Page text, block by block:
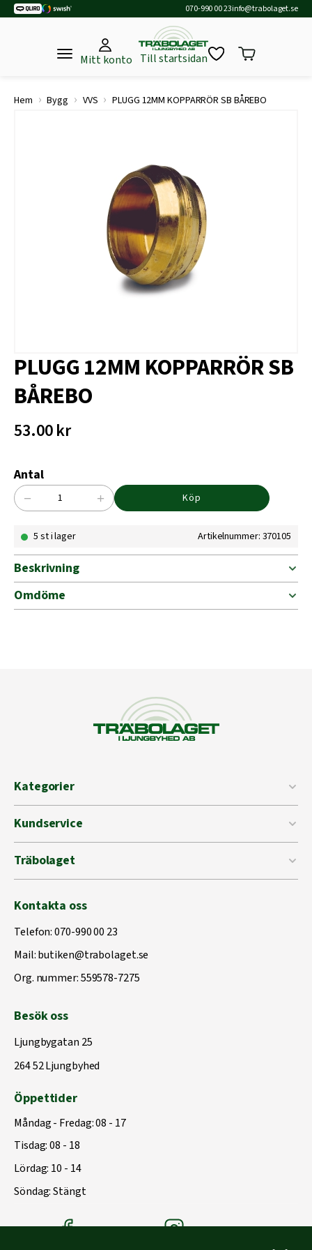
070-990 00 23info@trabolaget.se
Mitt konto Till startsidan
Hem › Bygg › VVS › PLUGG 12MM KOPPARRÖR SB BÅREBO
PLUGG 12MM KOPPARRÖR SB
BÅREBO
53.00kr
Antal
PLUGG
KOPPARRÖR
BÅREBO
− + Köp
5 st i lager Artikelnummer: 370105
Beskrivning
Omdöme
Kategorier
Kundservice
Träbolaget
Kontakta oss
Telefon:070-990 00 23
Mail:butiken@trabolaget.se
Org. nummer: 559578-7275
Besök oss
Ljungbygatan 25
264 52 Ljungbyhed
Öppettider
Måndag - Fredag: 08 - 17
Tisdag: 08 - 18
Lördag: 10 - 14
Söndag: Stängt